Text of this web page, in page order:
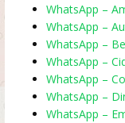
WhatsApp –
WhatsApp –
WhatsApp –
WhatsApp –
WhatsApp –
WhatsApp –
WhatsApp –